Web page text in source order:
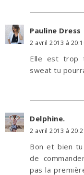
Pauline Dress
2 avril 2013 à
Elle est trop
sweat tu
Delphine.
2 avril 2013 à
Bon et bien
de
pas la